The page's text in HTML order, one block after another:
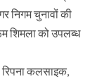
निगम चुनावों की
शिमला को उपलब्ध
रिपना कलसाइक,